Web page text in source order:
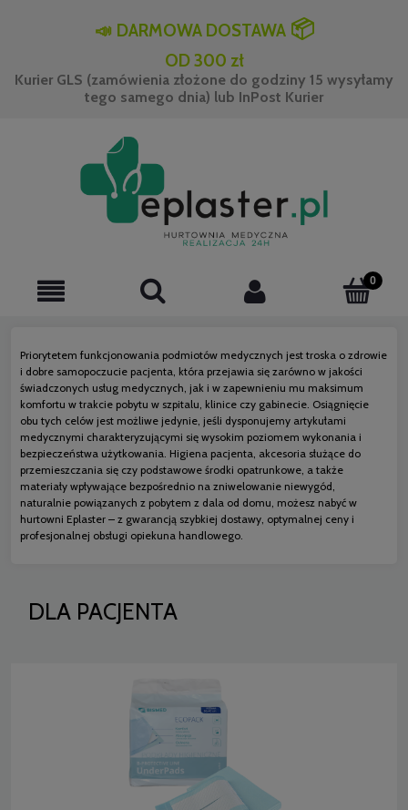
📣 DARMOWA DOSTAWA📦
OD 300 zł
Kurier GLS (zamówienia złożone do godziny 15 wysyłamy
tego samego dnia) lub InPost Kurier
Priorytetem funkcjonowania podmiotów medycznych jest troska o zdrowie
i dobre samopoczucie pacjenta, która przejawia się zarówno w jakości
świadczonych usług medycznych, jak i w zapewnieniu mu maksimum
komfortu w trakcie pobytu w szpitalu, klinice czy gabinecie. Osiągnięcie
obu tych celów jest możliwe jedynie, jeśli dysponujemy artykułami
medycznymi charakteryzującymi się wysokim poziomem wykonania i
bezpieczeństwa użytkowania. Higiena pacjenta, akcesoria służące do
przemieszczania się czy podstawowe środki opatrunkowe, a także
materiały wpływające bezpośrednio na zniwelowanie niewygód,
naturalnie powiązanych z pobytem z dala od domu, możesz nabyć w
hurtowni Eplaster – z gwarancją szybkiej dostawy, optymalnej ceny i
profesjonalnej obsługi opiekuna handlowego.
DLA PACJENTA